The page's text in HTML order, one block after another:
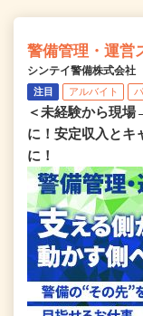
警備管理・運営
シンテイ警備株式会
注目 アルバイト
＜未経験から現
に！安定収入とキ
に！